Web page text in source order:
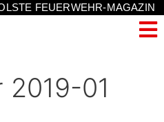
FEUERWEHR-MAGAZIN
01